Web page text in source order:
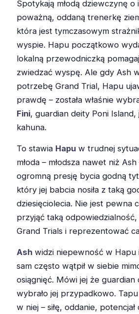
Spotykają młodą dziewczynę o
poważną, oddaną trenerkę
która jest tymczasowym
wyspie. Hapu początkowo
lokalną przewodniczką
zwiedzać wyspę. Ale gdy Ash
potrzebę Grand Trial, Hapu
prawdę – została właśnie
Fini, guardian deity Poni
kahuna.
To stawia Hapu w trudnej
młoda – młodsza nawet niż
ogromną presję bycia godną
który jej babcia nosiła z taką
dziesięciolecia. Nie jest pewna
przyjąć taką
Grand Trials i reprezentować
Ash widzi niepewność w Hapu
sam często wątpił w siebie
osiągnięć. Mówi jej że guardian
wybrało jej przypadkowo. Tapu
w niej – siłę, oddanie,